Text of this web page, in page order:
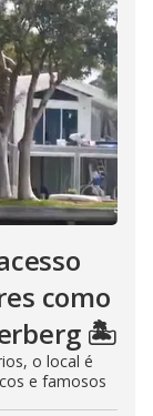
como
🏝️
o local é
e famosos